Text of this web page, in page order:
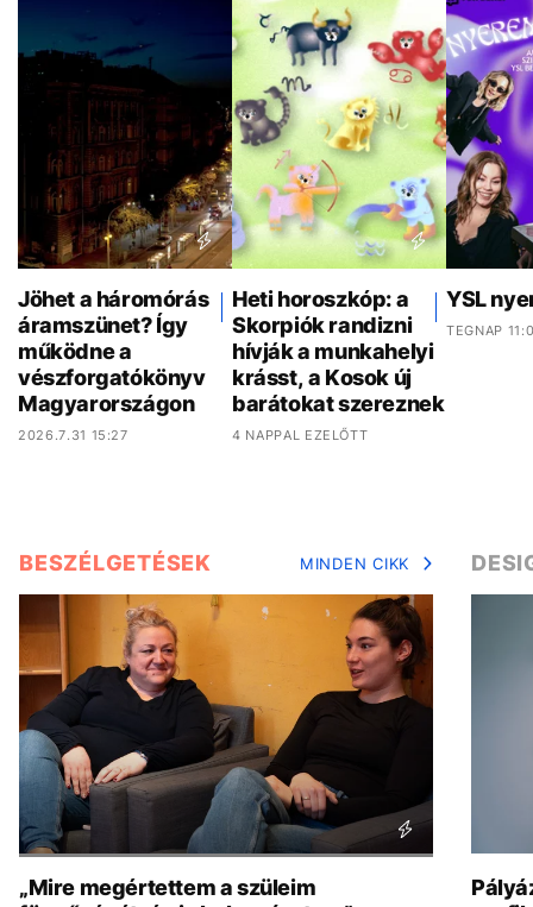
Jöhet a háromórás
áramszünet? Így
működne a
vészforgatókönyv
Magyarországon
2026.7.31 15:27
Heti horoszkóp: a
Skorpiók randizni
hívják a munkahelyi
krásst, a Kosok új
barátokat szereznek
4 NAPPAL EZELŐTT
YSL
TEGNAP
BESZÉLGETÉSEK MINDEN CIKK
„Mire megértettem a szüleim